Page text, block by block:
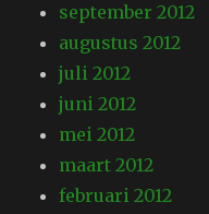
september 2012
augustus 2012
juli 2012
juni 2012
mei 2012
maart 2012
februari 2012